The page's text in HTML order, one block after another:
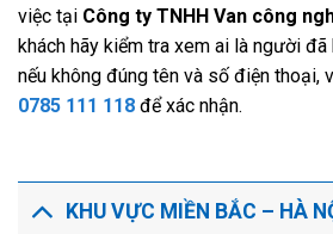
việc tại Công ty TNHH Van công
khách hãy kiểm tra xem ai là người
nếu không đúng tên và số điện thoại,
0785 111 118 để xác nhận.
KHU VỰC MIỀN BẮC – HÀ